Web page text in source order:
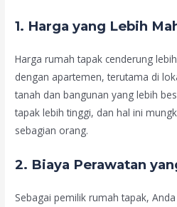
1. Harga yang Lebih
Harga rumah tapak cenderung
dengan apartemen, terutama di
tanah dan bangunan yang lebih
tapak lebih tinggi, dan hal ini
sebagian orang.
2. Biaya Perawatan
Sebagai pemilik rumah tapak,